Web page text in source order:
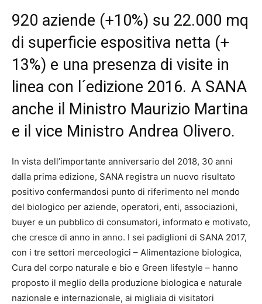
920 aziende (+10%) su 22.000 mq
di superficie espositiva netta (+
13%) e una presenza di visite in
linea con l´edizione 2016. A SANA
anche il Ministro Maurizio Martina
e il vice Ministro Andrea Olivero.
In vista dell’importante anniversario del 2018, 30 anni
dalla prima edizione, SANA registra un nuovo risultato
positivo confermandosi punto di riferimento nel mondo
del biologico per aziende, operatori, enti, associazioni,
buyer e un pubblico di consumatori, informato e motivato,
che cresce di anno in anno. I sei padiglioni di SANA 2017,
con i tre settori merceologici – Alimentazione biologica,
Cura del corpo naturale e bio e Green lifestyle – hanno
proposto il meglio della produzione biologica e naturale
nazionale e internazionale, ai migliaia di visitatori